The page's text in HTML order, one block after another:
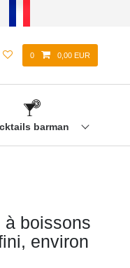
0 0,00 EUR
barman
à boissons
environ